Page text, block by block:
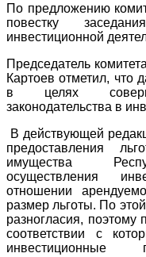
По предложению
повестку
инвестиционной
Председатель
Картоев отметил, что
в целях
законодательства в
В действующей
предоставления
имущества
осуществления
отношении
размер льготы. По
разногласия, поэтому
соответствии с